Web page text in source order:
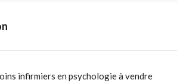
infirmiers en psychologie à vendre